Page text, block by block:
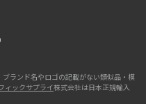
ブランド名やロゴの記載がない類似品・模
ィックサプライ株式会社は日本正規輸入